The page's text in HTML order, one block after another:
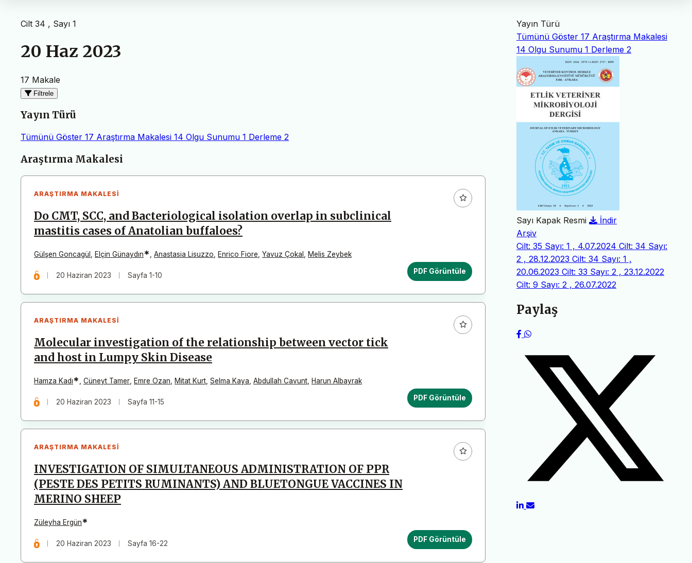
Cilt 34 , Sayı 1
20 Haz 2023
17 Makale
Filtrele
Yayın Türü
Tümünü Göster 17 Araştırma Makalesi 14 Olgu Sunumu 1 Derleme 2
Makaleler
Araştırma Makalesi
ARAŞTIRMA MAKALESI
Do CMT, SCC, and Bacteriological isolation overlap in subclinical
mastitis cases of Anatolian buffaloes?
Gülşen Goncagül Elçin Günaydın* Anastasia Lisuzzo Enrico Fiore Yavuz Çokal Melis Zeybek
20 Haziran 2023 Sayfa 1-10 PDF Görüntüle
ARAŞTIRMA MAKALESI
Molecular investigation of the relationship between vector tick
and host in Lumpy Skin Disease
Hamza Kadı* Cüneyt Tamer Emre Ozan Mitat Kurt Selma Kaya Abdullah Cavunt Harun Albayrak
20 Haziran 2023 Sayfa 11-15 PDF Görüntüle
ARAŞTIRMA MAKALESI
INVESTIGATION OF SIMULTANEOUS ADMINISTRATION OF PPR
(PESTE DES PETITS RUMINANTS) AND BLUETONGUE VACCINES IN
MERINO SHEEP
Züleyha Ergün*
20 Haziran 2023 Sayfa 16-22 PDF Görüntüle
Yayın Türü
Tümünü Göster 17 Araştırma Makalesi
14 Olgu Sunumu 1 Derleme 2
Sayı Kapak Resmi
İndir
Arşiv
Cilt: 35 Sayı: 1 , 4.07.2024 Cilt: 34 Sayı:
2 , 28.12.2023 Cilt: 34 Sayı: 1 ,
20.06.2023 Cilt: 33 Sayı: 2 , 23.12.2022
Cilt: 9 Sayı: 2 , 26.07.2022
Paylaş